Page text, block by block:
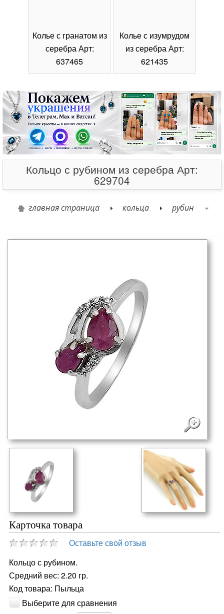
Колье с гранатом из
серебра Арт:
637465
Колье с изумрудом
из серебра Арт:
621435
Кольцо с рубином из серебра Арт:
629704
главная страница кольца рубин
Карточка товара
Оставьте свой отзыв
Кольцо с рубином.
Средний вес: 2.20 гр.
Код товара: Пыльца
Выберите для сравнения